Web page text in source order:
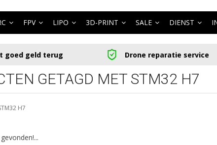
FPV LIPO 3D-PRINT SALE DIENST
goed geld terug Drone reparatie service
GETAGD MET STM32 H7
H7